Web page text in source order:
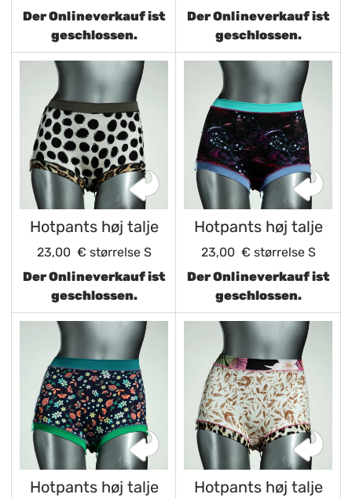
Der Onlineverkauf ist
geschlossen.
Der Onlineverkauf ist
geschlossen.
Hotpants høj talje
23,00 € størrelse S
Der Onlineverkauf ist
geschlossen.
Hotpants høj talje
23,00 € størrelse S
Der Onlineverkauf ist
geschlossen.
Hotpants høj talje Hotpants høj talje